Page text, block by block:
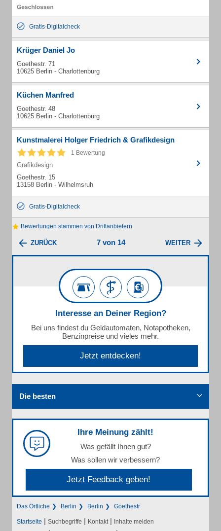
Gratis-Digitalcheck
Krüger Daniel Jo
Goethestr. 71
10625 Berlin - Charlottenburg
Küchen Manfred
Goethestr. 48
10625 Berlin - Charlottenburg
Kunstmalerei Holger Friedrich & Grafikdesign
1 Bewertung
Grafikdesign
Goethestr. 15
13158 Berlin - Wilhelmsruh
Gratis-Digitalcheck
Bewertungen stammen von Drittanbietern
ZURÜCK 7 von 14 WEITER
Interesse an Deiner Region?
Bei uns findest du Geldautomaten, Notapotheken,
Benzinpreise und vieles mehr.
Jetzt entdecken!
Die besten
Ihre Meinung zählt!
Was gefällt Ihnen gut?
Was sollen wir verbessern?
Jetzt Feedback geben!
Das Örtliche Berlin Berlin Goethestr
Startseite | Suchbegriffe | Kontakt | Inhalte melden